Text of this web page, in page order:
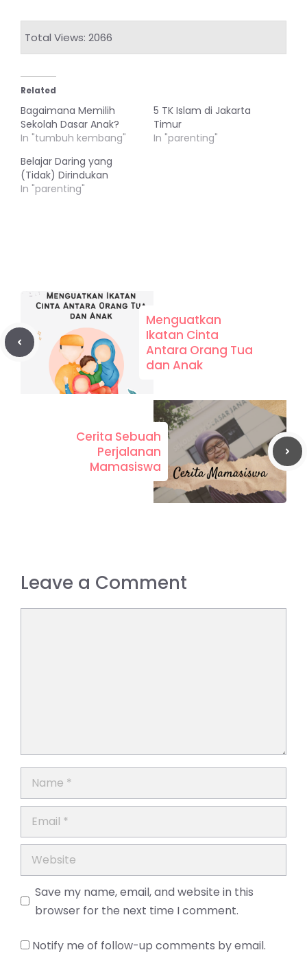
Total Views: 2066
Related
Bagaimana Memilih
Sekolah Dasar Anak?
In "tumbuh kembang"
5 TK Islam di Jakarta
Timur
In "parenting"
Belajar Daring yang
(Tidak) Dirindukan
In "parenting"
Menguatkan
Ikatan Cinta
Antara Orang Tua
dan Anak
Cerita Sebuah
Perjalanan
Mamasiswa
Leave a Comment
Name
Email
Website
Save my name, email, and website in this
browser for the next time I comment.
Notify me of follow-up comments by email.